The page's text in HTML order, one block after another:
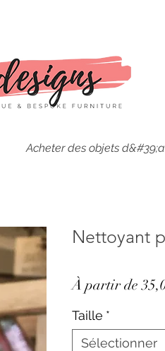
Acheter des objets
Nettoyant
À partir de
Taille *
Sélectionner